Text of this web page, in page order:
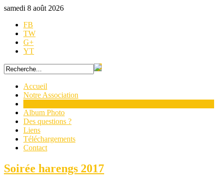
samedi 8 août 2026
FB
TW
G+
YT
Accueil
Notre Association
Album Photo
Des questions ?
Liens
Téléchargements
Contact
Soirée harengs 2017